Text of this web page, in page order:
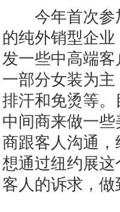
今年首次参加
的纯外销型企
发一些中高端
一部分女装为
排汗和免烫等
中间商来做一
商跟客人沟通
想通过纽约展
客人的诉求，